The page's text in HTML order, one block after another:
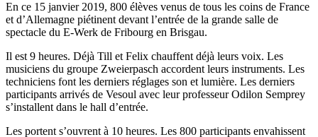
En ce 15 janvier 2019, 800 élèves venus de tous les coins de France
et d’Allemagne piétinent devant l’entrée de la grande salle de
spectacle du E-Werk de Fribourg en Brisgau.
Il est 9 heures. Déjà Till et Felix chauffent déjà leurs voix. Les
musiciens du groupe Zweierpasch accordent leurs instruments. Les
techniciens font les derniers réglages son et lumière. Les derniers
participants arrivés de Vesoul avec leur professeur Odilon Semprey
s’installent dans le hall d’entrée.
Les portent s’ouvrent à 10 heures. Les 800 participants envahissent